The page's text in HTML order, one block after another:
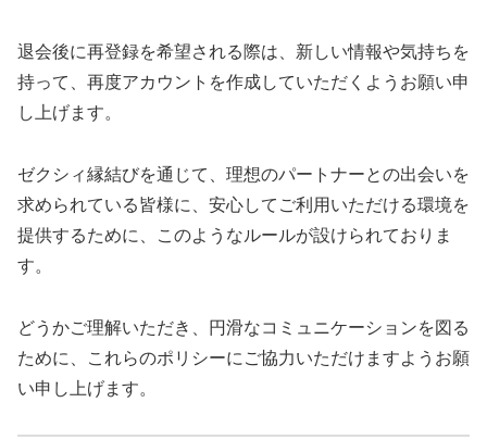
退会後に再登録を希望される際は、新しい情報や気持ちを
持って、再度アカウントを作成していただくようお願い申
し上げます。
ゼクシィ縁結びを通じて、理想のパートナーとの出会いを
求められている皆様に、安心してご利用いただける環境を
提供するために、このようなルールが設けられておりま
す。
どうかご理解いただき、円滑なコミュニケーションを図る
ために、これらのポリシーにご協力いただけますようお願
い申し上げます。